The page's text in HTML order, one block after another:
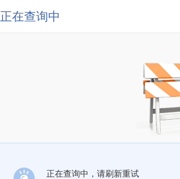
正在查询中
正在查询中，请刷新重试